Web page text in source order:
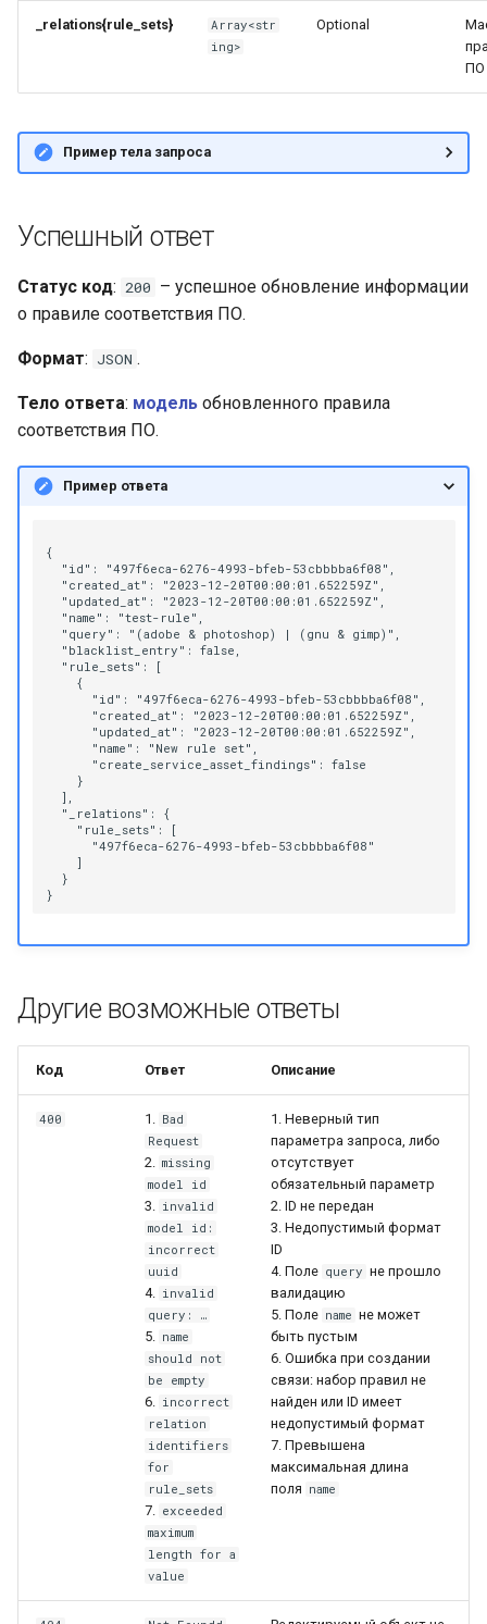
_relations{rule_sets}
Array<str
ing>
Optional
ПО
Пример тела запроса
Успешный ответ
Статус код: 200 – успешное обновление информации
о правиле соответствия ПО.
Формат: JSON .
Тело ответа: модель обновленного правила
соответствия ПО.
Пример ответа
{
  "id": "497f6eca-6276-4993-bfeb-53cbbbba6f08",
  "created_at": "2023-12-20T00:00:01.652259Z",
  "updated_at": "2023-12-20T00:00:01.652259Z",
  "name": "test-rule",
  "query": "(adobe & photoshop) | (gnu & gimp)",
  "blacklist_entry": false,
  "rule_sets": [
    {
      "id": "497f6eca-6276-4993-bfeb-53cbbbba6f08",
      "created_at": "2023-12-20T00:00:01.652259Z",
      "updated_at": "2023-12-20T00:00:01.652259Z",
      "name": "New rule set",
      "create_service_asset_findings": false
    }
  ],
  "_relations": {
    "rule_sets": [
      "497f6eca-6276-4993-bfeb-53cbbbba6f08"
    ]
  }
Другие возможные ответы
Код Ответ Описание
400 1. Bad
Request
2. missing
model id
3. invalid
model id:
incorrect
uuid
4. invalid
query: …
5. name
should not
be empty
6. incorrect
relation
identifiers
for
rule_sets
7. exceeded
maximum
length for a
value
1. Неверный тип
параметра запроса, либо
отсутствует
обязательный параметр
2. ID не передан
3. Недопустимый формат
ID
4. Поле query не прошло
валидацию
5. Поле name не может
быть пустым
6. Ошибка при создании
связи: набор правил не
найден или ID имеет
недопустимый формат
7. Превышена
максимальная длина
поля name